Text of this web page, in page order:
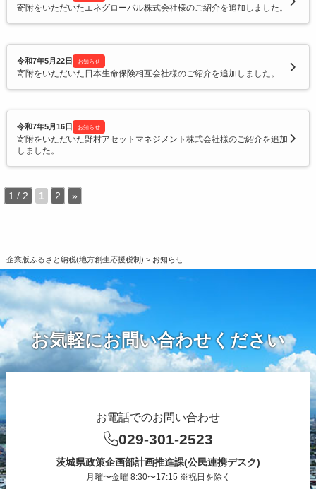
寄附をいただいたエネグローバル株式会社様のご紹介を追加しました。
令和7年5月22日 お知らせ
寄附をいただいた日本生命保険相互会社様のご紹介を追加しました。
令和7年5月16日 お知らせ
寄附をいただいた野村アセットマネジメント株式会社様のご紹介を追加
しました。
1 / 2 1 2 »
企業版ふるさと納税(地方創生応援税制) > お知らせ
お気軽にお問い合わせください
お電話でのお問い合わせ
029-301-2523
茨城県政策企画部計画推進課(公民連携デスク)
月曜〜金曜 8:30〜17:15 ※祝日を除く